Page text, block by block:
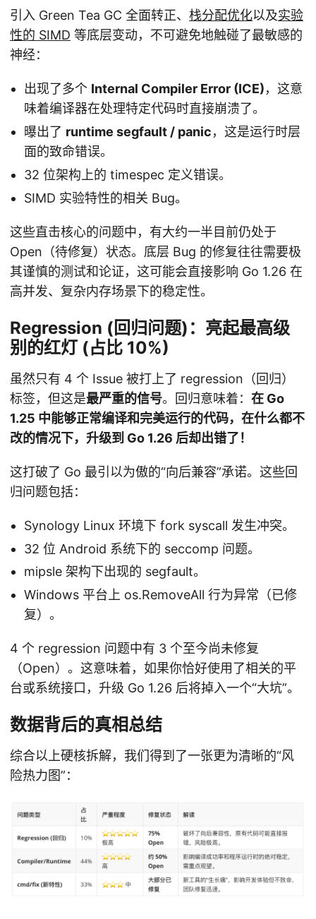
引入 Green Tea GC 全面转正、 栈分配优化以及实验
性的 SIMD 等底层变动，不可避免地触碰了最敏感的
神经：
出现了多个 Internal Compiler Error (ICE)，这意
味着编译器在处理特定代码时直接崩溃了。
曝出了 runtime segfault / panic，这是运行时层
面的致命错误。
32 位架构上的 timespec 定义错误。
SIMD 实验特性的相关 Bug。
这些直击核心的问题中，有大约一半目前仍处于
Open（待修复）状态。底层 Bug 的修复往往需要极
其谨慎的测试和论证，这可能会直接影响 Go 1.26 在
高并发、复杂内存场景下的稳定性。
Regression (回归问题)：亮起最高级
别的红灯 (占比 10%)
虽然只有 4 个 Issue 被打上了 regression（回归）
标签，但这是最严重的信号。回归意味着： 在 Go
1.25 中能够正常编译和完美运行的代码，在什么都不
改的情况下，升级到 Go 1.26 后却出错了！
这打破了 Go 最引以为傲的“向后兼容”承诺。这些回
归问题包括：
Synology Linux 环境下 fork syscall 发生冲突。
32 位 Android 系统下的 seccomp 问题。
mipsle 架构下出现的 segfault。
Windows 平台上 os.RemoveAll 行为异常（已修
复）。
4 个 regression 问题中有 3 个至今尚未修复
（Open）。这意味着，如果你恰好使用了相关的平
台或系统接口，升级 Go 1.26 后将掉入一个“大坑”。
数据背后的真相总结
综合以上硬核拆解，我们得到了一张更为清晰的“风
险热力图”：